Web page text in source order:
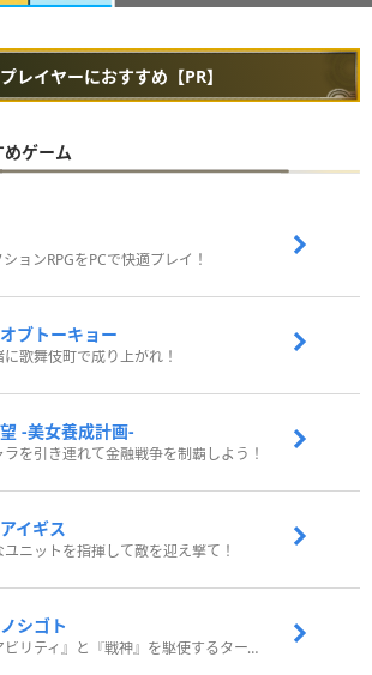
レイヤーにおすすめ【PR】
ゲーム
ョンRPGをPCで快適プレイ！
ブトーキョー
歌舞伎町で成り上がれ！
-美女養成計画-
を引き連れて金融戦争を制覇しよう！
イギス
ニットを指揮して敵を迎え撃て！
シゴト
武器の『アビリティ』と『戦神』を駆使するターン制コマンドバトルRPG！